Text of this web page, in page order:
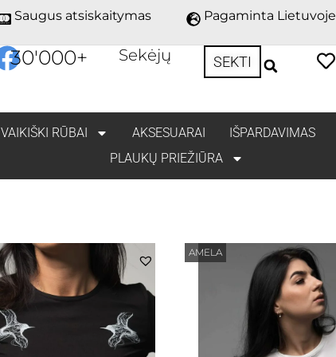
Saugus atsiskaitymas Pagaminta Lietuvoje
30'000+ Sekėjų SEKTI
VAIKIŠKI RŪBAI AKSESUARAI IŠPARDAVIMAS
PLAUKŲ PRIEŽIŪRA
AMELA